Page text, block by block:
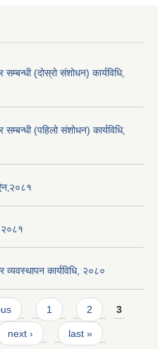
(दोस्रो संशोधन) कार्यविधि‚
(पहिलो संशोधन) कार्यविधि‚
२०८१
कार्यविधि, २०८०
1 2 3
next › last »